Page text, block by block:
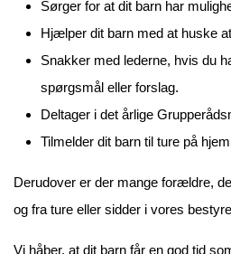
Sørger for at dit barn har
Hjælper dit barn med at huske
Snakker med lederne, hvis du
spørgsmål eller forslag.
Deltager i det årlige
Tilmelder dit barn til ture på
Derudover er der mange forældre,
og fra ture eller sidder i vores
Vi håber, at dit barn får en god tid